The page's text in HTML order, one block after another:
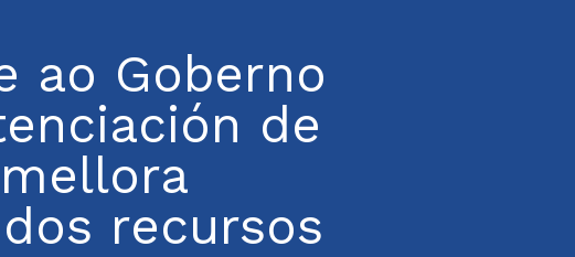
ao Goberno
de
recursos